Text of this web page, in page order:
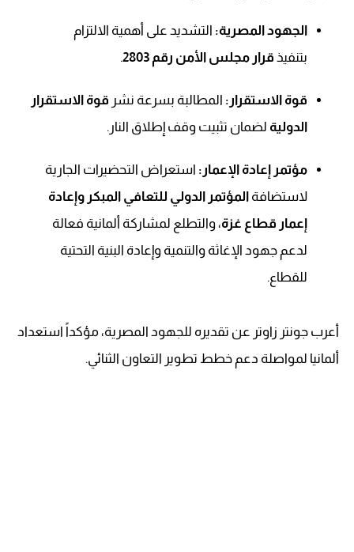
الجهود المصرية: التشديد على أهمية الالتزام
بتنفيذ قرار مجلس الأمن رقم 2803 .
قوة الاستقرار: المطالبة بسرعة نشر قوة الاستقرار
الدولية لضمان تثبيت وقف إطلاق النار.
مؤتمر إعادة الإعمار: استعراض التحضيرات الجارية
لاستضافة المؤتمر الدولي للتعافي المبكر وإعادة
إعمار قطاع غزة، والتطلع لمشاركة ألمانية فعالة
لدعم جهود الإغاثة والتنمية وإعادة البنية التحتية
للقطاع.
أعرب جونتر زاوتر عن تقديره للجهود المصرية، مؤكداً استعداد
ألمانيا لمواصلة دعم خطط تطوير التعاون الثنائي.